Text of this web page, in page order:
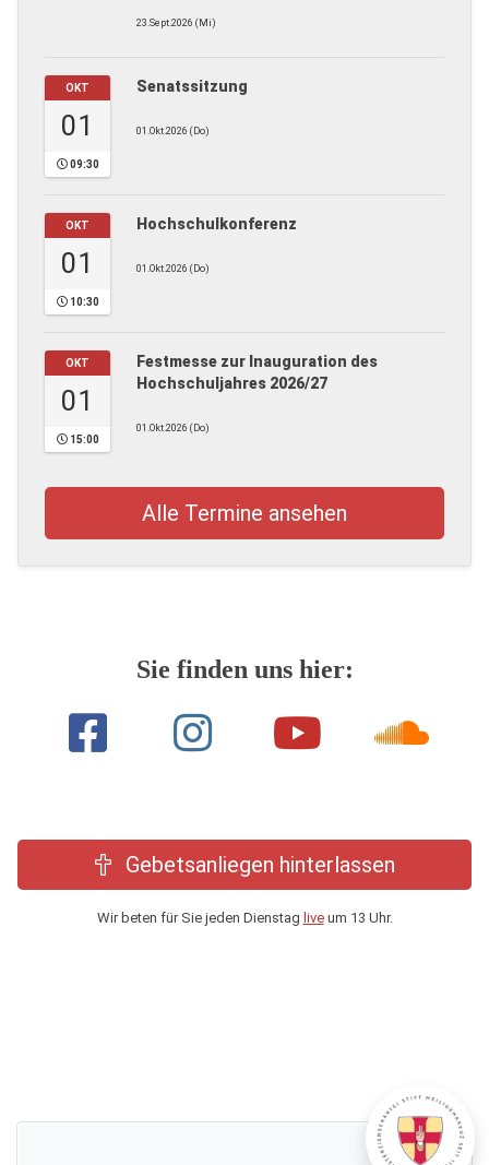
23.Sept.2026 (Mi)
OKT
01
09:30
Senatssitzung
01.Okt.2026 (Do)
OKT
01
10:30
Hochschulkonferenz
01.Okt.2026 (Do)
OKT
01
15:00
Festmesse zur Inauguration des
Hochschuljahres 2026/27
01.Okt.2026 (Do)
Alle Termine ansehen
Sie finden uns hier:
Gebetsanliegen hinterlassen
Wir beten für Sie jeden Dienstag liveum 13 Uhr.